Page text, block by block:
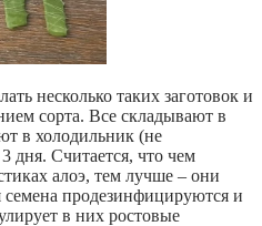
несколько таких заготовок и
сорта. Все складывают в
в холодильник (не
дня. Считается, что чем
алоэ, тем лучше – они
семена продезинфицируются и
в них ростовые